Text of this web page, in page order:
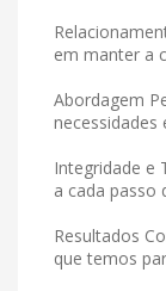
em manter a
Abordagem
necessidades
Integridade e
a cada passo
Resultados
que temos